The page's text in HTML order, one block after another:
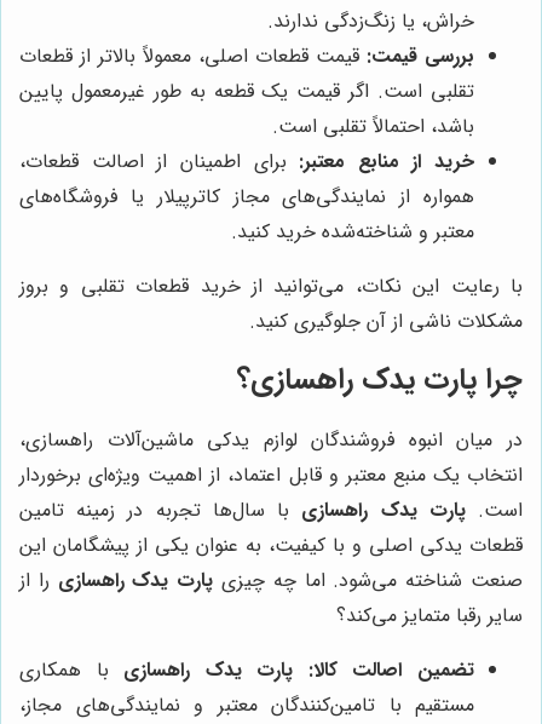
خراش، یا زنگ‌زدگی ندارند.
بررسی قیمت: قیمت قطعات اصلی، معمولاً بالاتر از قطعات
تقلبی است. اگر قیمت یک قطعه به طور غیرمعمول پایین
باشد، احتمالاً تقلبی است.
خرید از منابع معتبر: برای اطمینان از اصالت قطعات،
همواره از نمایندگی‌های مجاز کاترپیلار یا فروشگاه‌های
معتبر و شناخته‌شده خرید کنید.
با رعایت این نکات، می‌توانید از خرید قطعات تقلبی و بروز
مشکلات ناشی از آن جلوگیری کنید.
چرا پارت یدک راهسازی؟
در میان انبوه فروشندگان لوازم یدکی ماشین‌آلات راهسازی،
انتخاب یک منبع معتبر و قابل اعتماد، از اهمیت ویژه‌ای برخوردار
است.پارت یدک راهسازی با سال‌ها تجربه در زمینه تامین
قطعات یدکی اصلی و با کیفیت، به عنوان یکی از پیشگامان این
صنعت شناخته می‌شود. اما چه چیزی پارت یدک راهسازی را از
سایر رقبا متمایز می‌کند؟
تضمین اصالت کالا: پارت یدک راهسازی با همکاری
مستقیم با تامین‌کنندگان معتبر و نمایندگی‌های مجاز،